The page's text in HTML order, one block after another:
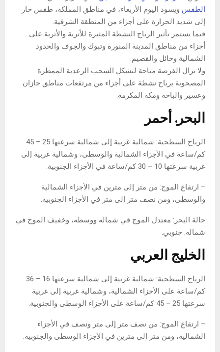
الطقس ويسود اليوم الأربعاء، في مناطق المملكة، طقس حار
إلى شديد الحرارة على أجزاء من المنطقة الشرقية.
فيما يستمر تأثير الرياح النشطة المثيرة للأتربة والأتربة على
أجزاء من مناطق المدينة المنورة وتبوك والجوف والحدود
الشمالية وحائل والقصيم.
ولا تزال الفرصة متاحة لتشكل السحب الرعدية الممطرة
المصحوبة برياح نشطة على أجزاء من مرتفعات مناطق جازان
وعسير والباحة ومكة المكرمة.
البحر. أحمر
الرياح السطحية: شمالية غربية إلى شمالية سرعتها 25 – 45
كم/ساعة في الأجزاء الشمالية والوسطى، وشمالية غربية إلى
غربية سرعتها 10 – 30 كم/ساعة في الأجزاء الجنوبية.
– ارتفاع الموج: من متر إلى مترين في الأجزاء الشمالية
والوسطى، ومن نصف متر إلى متر في الأجزاء الجنوبية.
حالة البحر: معتدل الموج في شماله ووسطه، وخفيف الموج في
شماله. جنوبي.
الخليج العربي
الرياح السطحية: شمالية غربية إلى شمالية سرعتها 16 – 36
كم/ساعة على الأجزاء الشمالية، وشمالية غربية إلى غربية
سرعتها 25 – 45 كم/ساعة على الأجزاء الوسطى والجنوبية.
– ارتفاع الموج: من نصف متر إلى متر ونصف في الأجزاء
الشمالية، ومن متر إلى مترين في الأجزاء الوسطى والجنوبية.